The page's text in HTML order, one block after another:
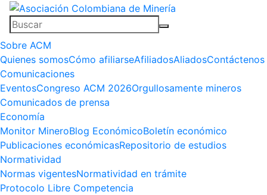
Sobre ACM
Quienes somosCómo afiliarseAfiliadosAliadosContáctenos
Comunicaciones
EventosCongreso ACM 2026Orgullosamente mineros
Comunicados de prensa
Economía
Monitor MineroBlog EconómicoBoletín económico
Publicaciones económicasRepositorio de estudios
Normatividad
Normas vigentesNormatividad en trámite
Protocolo Libre Competencia